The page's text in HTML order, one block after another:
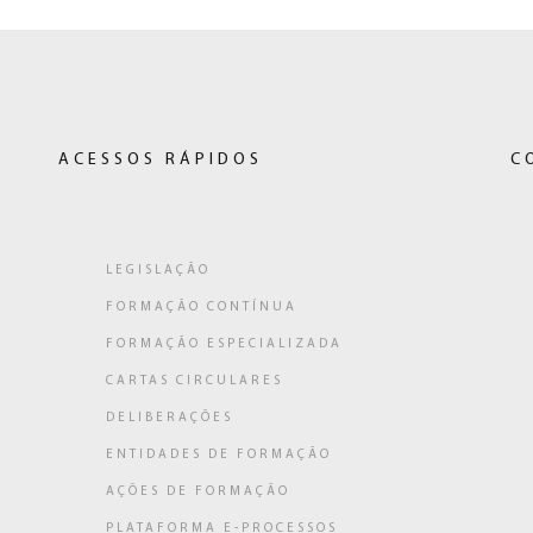
ACESSOS RÁPIDOS
LEGISLAÇÃO
FORMAÇÃO CONTÍNUA
FORMAÇÃO ESPECIALIZADA
CARTAS CIRCULARES
DELIBERAÇÕES
ENTIDADES DE FORMAÇÃO
AÇÕES DE FORMAÇÃO
PLATAFORMA E-PROCESSOS